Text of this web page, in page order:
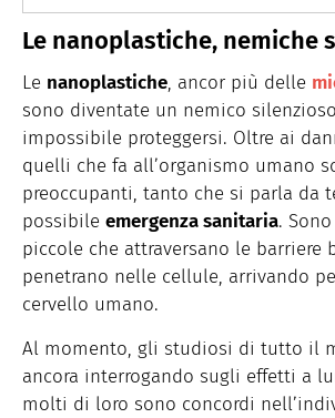
Le nanoplastiche, nemiche
Le nanoplastiche, ancor più delle
sono diventate un nemico
impossibile proteggersi. Oltre ai
quelli che fa all’organismo umano
preoccupanti, tanto che si parla da
possibile emergenza sanitaria.
piccole che attraversano le barriere
penetrano nelle cellule, arrivando
cervello umano.
Al momento, gli studiosi di tutto il
ancora interrogando sugli effetti a
molti di loro sono concordi